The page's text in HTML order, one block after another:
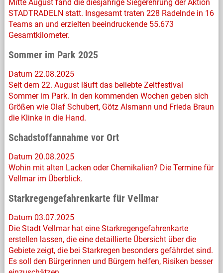
Mitte August fand die diesjährige Siegerehrung der Aktion
STADTRADELN statt. Insgesamt traten 228 Radelnde in 16
Teams an und erzielten beeindruckende 55.673
Gesamtkilometer.
Sommer im Park 2025
Datum 22.08.2025
Seit dem 22. August läuft das beliebte Zeltfestival
Sommer im Park. In den kommenden Wochen geben sich
Größen wie Olaf Schubert, Götz Alsmann und Frieda Braun
die Klinke in die Hand.
Schadstoffannahme vor Ort
Datum 20.08.2025
Wohin mit alten Lacken oder Chemikalien? Die Termine für
Vellmar im Überblick.
Starkregengefahrenkarte für Vellmar
Datum 03.07.2025
Die Stadt Vellmar hat eine Starkregengefahrenkarte
erstellen lassen, die eine detaillierte Übersicht über die
Gebiete zeigt, die bei Starkregen besonders gefährdet sind.
Es soll den Bürgerinnen und Bürgern helfen, Risiken besser